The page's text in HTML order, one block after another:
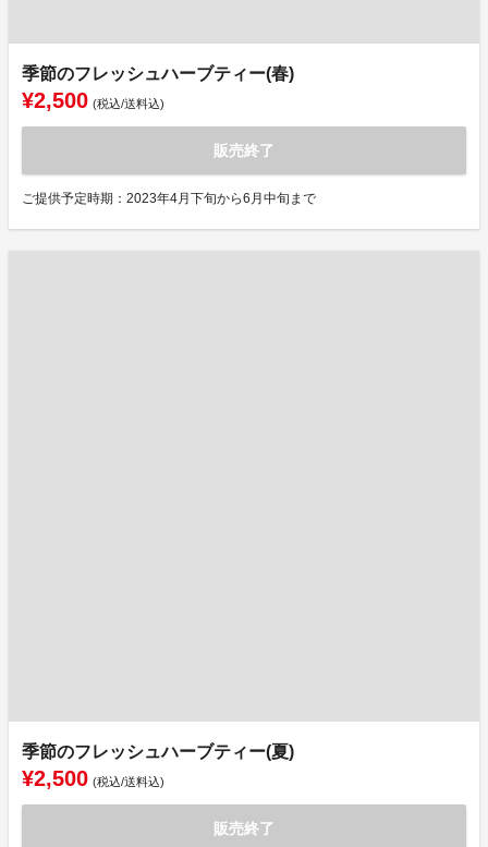
季節のフレッシュハーブティー(春)
¥2,500 (税込/送料込)
販売終了
ご提供予定時期：2023年4月下旬から6月中旬まで
季節のフレッシュハーブティー(夏)
¥2,500 (税込/送料込)
販売終了